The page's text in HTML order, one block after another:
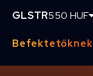
GLSTR550 HUF
Befektetőknek